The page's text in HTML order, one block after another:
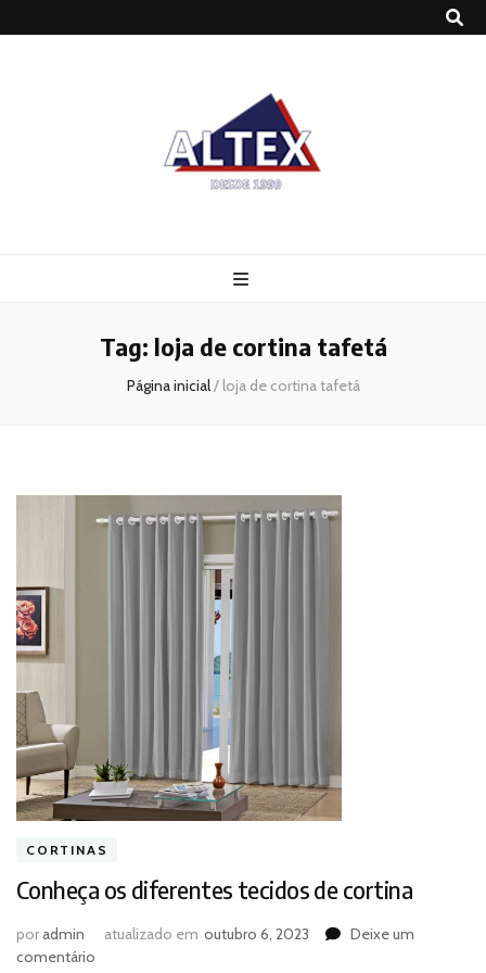
Tag: loja de cortina tafetá
Página inicial/ loja de cortina tafetá
CORTINAS
Conheça os diferentes tecidos de cortina
poradmin atualizado em outubro 6, 2023
Deixe um
comentário